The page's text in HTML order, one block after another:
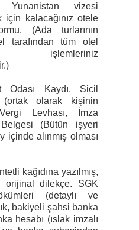
Yunanistan vizesi
için kalacağınız otele
(Ada turlarının
tarafından tüm otel
işlemleriniz
Kaydı, Sicil
(ortak olarak kişinin
Levhası, İmza
(Bütün işyeri
içinde alınmış olması
kağıdına yazılmış,
orijinal dilekçe. SGK
(detaylı ve
bakiyeli şahsi banka
hesabı (ıslak imzalı